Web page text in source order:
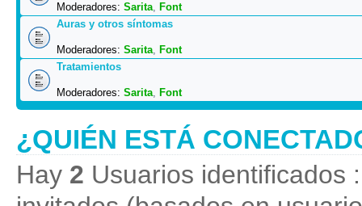
Moderadores: Sarita, Font
Auras y otros síntomas
Moderadores: Sarita, Font
Tratamientos
Moderadores: Sarita, Font
¿QUIÉN ESTÁ
Hay 2 Usuarios identificados